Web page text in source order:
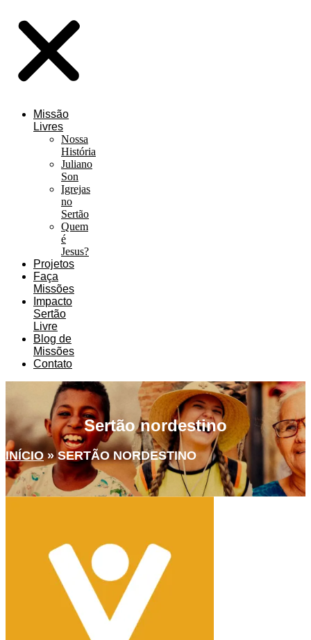
Missão
Livres
Nossa
História
Juliano
Son
Igrejas
no
Sertão
Quem
é
Jesus?
Projetos
Faça
Missões
Impacto
Sertão
Livre
Blog de
Missões
Contato
Sertão nordestino
INÍCIO»SERTÃO NORDESTINO